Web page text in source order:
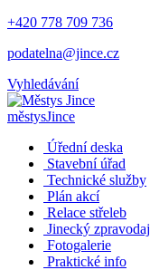
+420 778 709 736
podatelna@jince.cz
Vyhledávání
městysJince
Úřední deska
Stavební úřad
Technické služby
Plán akcí
Relace střeleb
Jinecký zpravodaj
Fotogalerie
Praktické info